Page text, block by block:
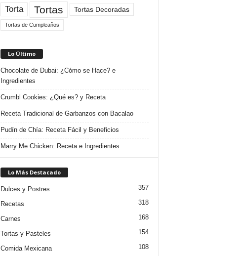
Torta Tortas Tortas Decoradas
Tortas de Cumpleaños
Lo Último
Chocolate de Dubai: ¿Cómo se Hace? e
Ingredientes
Crumbl Cookies: ¿Qué es? y Receta
Receta Tradicional de Garbanzos con Bacalao
Pudín de Chía: Receta Fácil y Beneficios
Marry Me Chicken: Receta e Ingredientes
Lo Más Destacado
Dulces y Postres 357
Recetas 318
Carnes 168
Tortas y Pasteles 154
Comida Mexicana 108